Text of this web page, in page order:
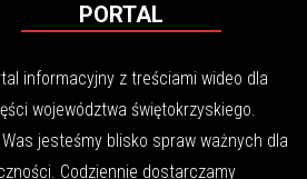
PORTAL
informacyjny z treściami wideo dla
województwa świętokrzyskiego.
jesteśmy blisko spraw ważnych dla
Codziennie dostarczamy